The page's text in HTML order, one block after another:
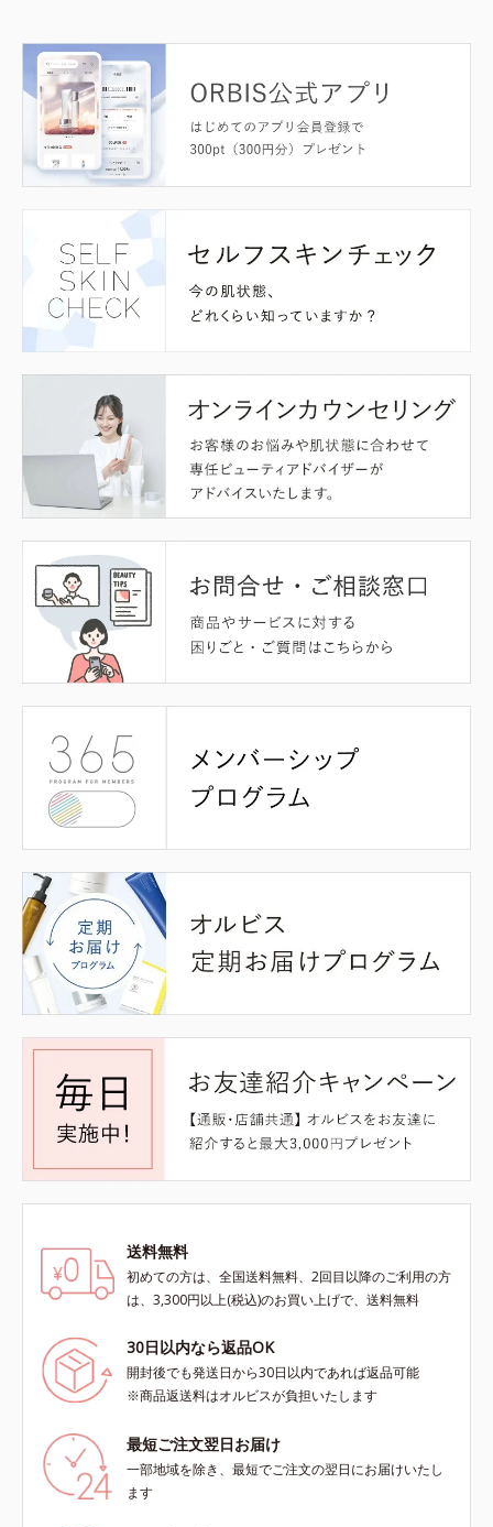
送料無料
初めての方は、全国送料無料、2回目以降のご利用の方
は、3,300円以上(税込)のお買い上げで、送料無料
30日以内なら返品OK
開封後でも発送日から30日以内であれば返品可能
※商品返送料はオルビスが負担いたします
最短ご注文翌日お届け
一部地域を除き、最短でご注文の翌日にお届けいたし
ます